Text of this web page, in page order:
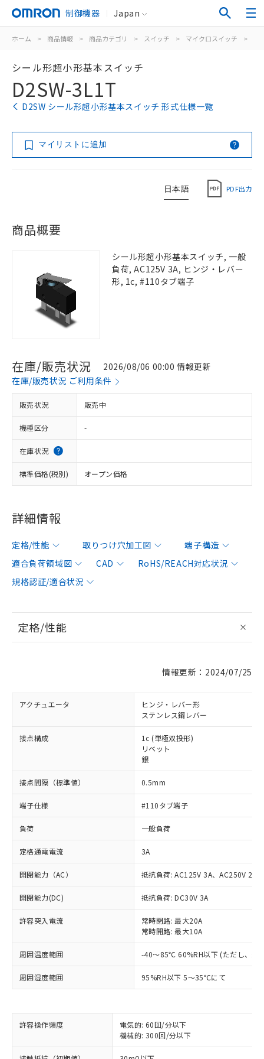
制御機器 Japan
ホーム > 商品情報 > 商品カテゴリ > スイッチ > マイクロスイッチ >
シール形超小形基本スイッチ
D2SW-3L1T
D2SW シール形超小形基本スイッチ 形式仕様一覧
マイリストに追加
日本語 PDF出力
商品概要
シール形超小形基本スイッチ, 一般
負荷, AC125V 3A, ヒンジ・レバー
形, 1c, #110タブ端子
在庫/販売状況
2026/08/06 00:00 情報更新
在庫/販売状況 ご利用条件
販売状況 販売中
機種区分 -
在庫状況
標準価格(税別) オープン価格
詳細情報
定格/性能 取りつけ穴加工図
端子構造
適合負荷領域図
CAD
RoHS/REACH対応状況
規格認証/適合状況
定格/性能
情報更新：2024/07/25
アクチュエータ
ヒンジ・レバー形
ステンレス鋼レバー
接点構成
1c (単極双投形)
リベット
銀
接点間隔（標準値） 0.5mm
端子仕様 #110タブ端子
負荷 一般負荷
定格通電電流 3A
開閉能力（AC） 抵抗負荷: AC125V 3A、AC250V 2A
開閉能力(DC) 抵抗負荷: DC30V 3A
許容突入電流
常時閉路: 最大20A
常時開路: 最大10A
周囲温度範囲 -40～85℃ 60%RH以下 (ただし、氷
周囲湿度範囲 95%RH以下 5～35℃にて
許容操作頻度
電気的: 60回/分以下
機械的: 300回/分以下
※1 対応状況
対応済み：EU RoHS指令（10物質）の
非含有に対応した製品が提供可能な商品で